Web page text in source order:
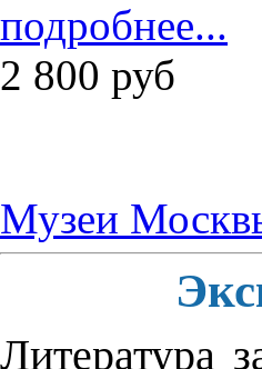
подробнее...
2 800 руб
Музеи
Литература